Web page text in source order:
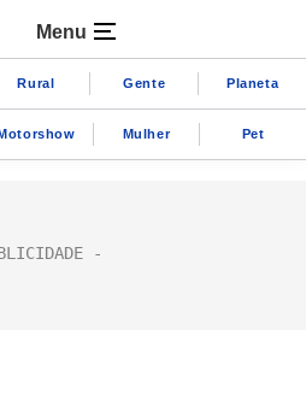
Menu
Rural Gente Planeta
Mulher Pet